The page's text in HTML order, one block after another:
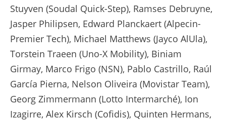
Stuyven (Soudal Quick-Step), Ramses Debruyne,
Jasper Philipsen, Edward Planckaert (Alpecin-
Premier Tech), Michael Matthews (Jayco AlUla),
Torstein Traeen (Uno-X Mobility), Biniam
Girmay, Marco Frigo (NSN), Pablo Castrillo, Raúl
García Pierna, Nelson Oliveira (Movistar Team),
Georg Zimmermann (Lotto Intermarché), Ion
Izagirre, Alex Kirsch (Cofidis), Quinten Hermans,